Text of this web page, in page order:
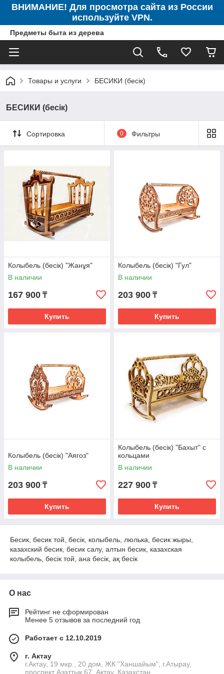
ВНИМАНИЕ! Для просмотра сайта из России
используйте VPN.
Предметы быта из дерева
Товары и услуги БЕСИКИ (бесік)
БЕСИКИ (бесік)
Сортировка 0 Фильтры
Колыбель (бесік) "Жанұя"
В наличии
167 900 ₸
Купить
Колыбель (бесік) "Гул"
В наличии
203 900 ₸
Купить
Колыбель (бесік) "Аягоз"
В наличии
203 900 ₸
Купить
Колыбель (бесік) "Бахыт" с
кольцами
В наличии
227 900 ₸
Купить
Бесик, бесик той, бесік, колыбель, люлька, бесик жыры,
казахский бесик, бесик салу, алтын бесик, казахская
колыбель, бесік той, ана бесік, ақ бесік
О нас
Рейтинг не сформирован
Менее 5 отзывов за последний год
Работает с 12.10.2019
г. Актау
г.Актау, 19 мкр., 20 дом, ЖК "Ханшайым", г.Атырау,
проспект Азаттык 67, Актау, Казахстан